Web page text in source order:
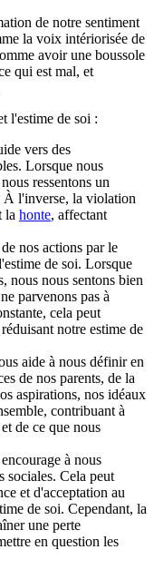
de notre sentiment
la voix intériorisée de
avoir une boussole
qui est mal, et
l'estime de soi :
vers des
Lorsque nous
ressentons un
À l'inverse, la violation
la honte, affectant
nos actions par le
de soi. Lorsque
nous nous sentons bien
parvenons pas à
cela peut
notre estime de
aide à nous définir en
de nos parents, de la
aspirations, nos idéaux
contribuant à
de ce que nous
à nous
sociales. Cela peut
et d'acceptation au
de soi. Cependant, la
une perte
en question les